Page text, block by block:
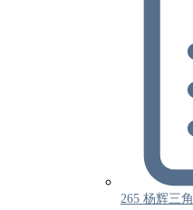
265 杨辉三角